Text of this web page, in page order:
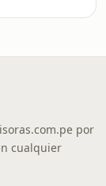
por
cualquier